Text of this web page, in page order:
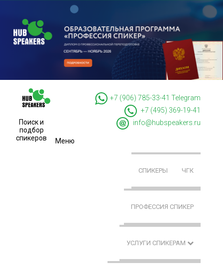
Поиск и
подбор
спикеров
+7 (906) 785-33-41
Telegram
+7 (495) 369-19-41
info@hubspeakers.ru
Меню
СПИКЕРЫ ЧГК
ПРОФЕССИЯ СПИКЕР
УСЛУГИ СПИКЕРАМ